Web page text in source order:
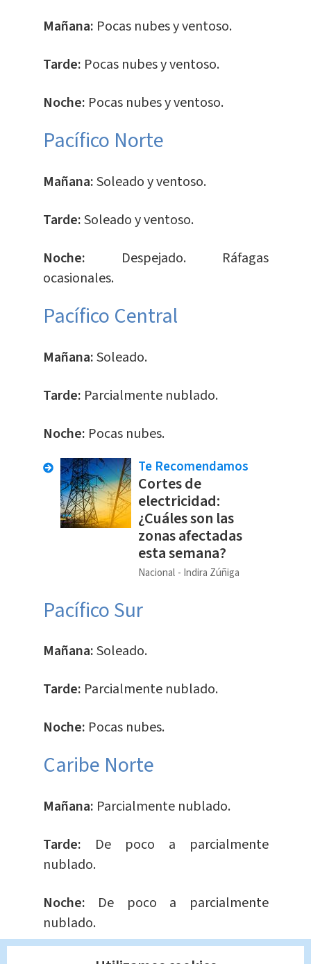
Mañana: Pocas nubes y ventoso.
Tarde: Pocas nubes y ventoso.
Noche: Pocas nubes y ventoso.
Pacífico Norte
Mañana:Soleado y ventoso.
Tarde:Soleado y ventoso.
Noche: Despejado. Ráfagas
ocasionales.
Pacífico Central
Mañana:Soleado.
Tarde: Parcialmente nublado.
Noche: Pocas nubes.
Te Recomendamos
Cortes de
electricidad:
¿Cuáles son las
zonas afectadas
esta semana?
Nacional Indira Zúñiga
Pacífico Sur
Mañana:Soleado.
Tarde: Parcialmente nublado.
Noche: Pocas nubes.
Caribe Norte
Mañana: Parcialmente nublado.
Tarde: De poco a parcialmente
nublado.
Noche: De poco a parcialmente
nublado.